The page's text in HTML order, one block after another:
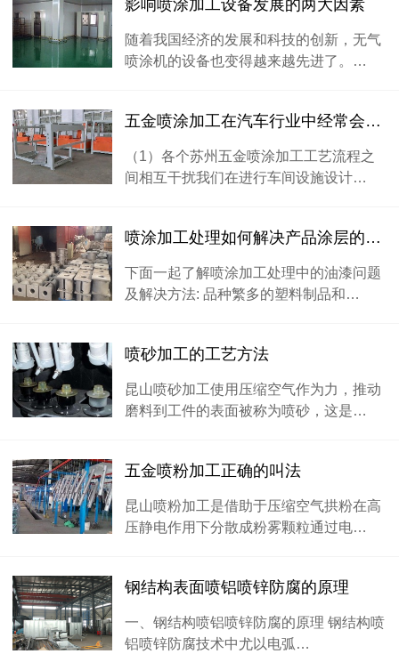
影响喷涂加工设备发展的两大因素
随着我国经济的发展和科技的创新，无气
喷涂机的设备也变得越来越先进了。…
五金喷涂加工在汽车行业中经常会出现的误区
（1）各个苏州五金喷涂加工工艺流程之
间相互干扰我们在进行车间设施设计…
喷涂加工处理如何解决产品涂层的问题？
下面一起了解喷涂加工处理中的油漆问题
及解决方法: 品种繁多的塑料制品和…
喷砂加工的工艺方法
昆山喷砂加工使用压缩空气作为力，推动
磨料到工件的表面被称为喷砂，这是…
五金喷粉加工正确的叫法
昆山喷粉加工是借助于压缩空气拱粉在高
压静电作用下分散成粉雾颗粒通过电…
钢结构表面喷铝喷锌防腐的原理
一、钢结构喷铝喷锌防腐的原理 钢结构喷
铝喷锌防腐技术中尤以电弧…